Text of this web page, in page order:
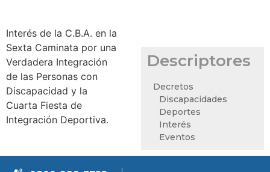
Interés de la C.B.A. en la
Sexta Caminata por una
Verdadera Integración
de las Personas con
Discapacidad y la
Cuarta Fiesta de
Integración Deportiva.
Descriptores
Decretos
Discapacidades
Deportes
Interés
Eventos